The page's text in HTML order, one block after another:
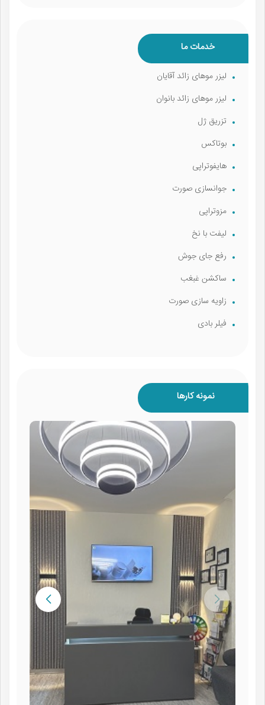
خدمات ما
لیزر موهای زائد آقایان
لیزر موهای زائد بانوان
تزریق ژل
بوتاکس
هایفوتراپی
جوانسازی صورت
مزوتراپی
لیفت با نخ
رفع جای جوش
ساکشن غبغب
زاویه سازی صورت
فیلر بادی
نمونه کارها